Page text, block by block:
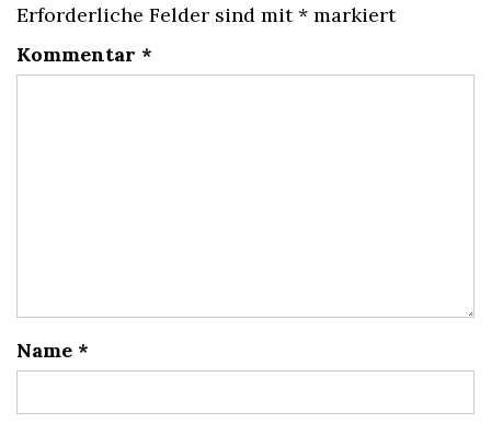
Erforderliche Felder sind mit* markiert
Kommentar *
Name *